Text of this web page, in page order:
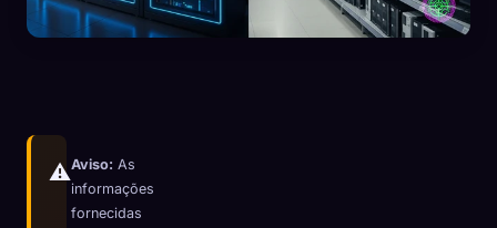
⚠️Aviso: As
informações
fornecidas